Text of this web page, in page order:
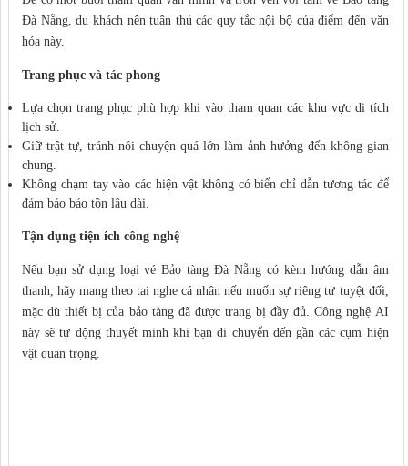
Đà Nẵng, du khách nên tuân thủ các quy tắc nội bộ của điểm đến văn
hóa này.
Trang phục và tác phong
Lựa chọn trang phục phù hợp khi vào tham quan các khu vực di tích
lịch sử.
Giữ trật tự, tránh nói chuyện quá lớn làm ảnh hưởng đến không gian
chung.
Không chạm tay vào các hiện vật không có biển chỉ dẫn tương tác để
đảm bảo bảo tồn lâu dài.
Tận dụng tiện ích công nghệ
Nếu bạn sử dụng loại vé Bảo tàng Đà Nẵng có kèm hướng dẫn âm
thanh, hãy mang theo tai nghe cá nhân nếu muốn sự riêng tư tuyệt đối,
mặc dù thiết bị của bảo tàng đã được trang bị đầy đủ. Công nghệ AI
này sẽ tự động thuyết minh khi bạn di chuyển đến gần các cụm hiện
vật quan trọng.